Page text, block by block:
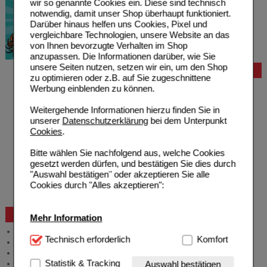
wir so genannte Cookies ein. Diese sind technisch
notwendig, damit unser Shop überhaupt funktioniert.
Darüber hinaus helfen uns Cookies, Pixel und
vergleichbare Technologien, unsere Website an das
von Ihnen bevorzugte Verhalten im Shop
anzupassen. Die Informationen darüber, wie Sie
unsere Seiten nutzen, setzen wir ein, um den Shop
zu optimieren oder z.B. auf Sie zugeschnittene
Werbung einblenden zu können.
Weitergehende Informationen hierzu finden Sie in
unserer Datenschutzerklärungbei dem Unterpunkt
Cookies.
Bitte wählen Sie nachfolgend aus, welche Cookies
gesetzt werden dürfen, und bestätigen Sie dies durch
"Auswahl bestätigen" oder akzeptieren Sie alle
Cookies durch "Alles akzeptieren":
Mehr Information
Technisch Notwendig:Hierbei handelt es sich um
Website notwendig sind (z.B. Navigation, Warenkorb,
Technisch erforderlich Komfort
Statistik & Tracking Auswahl bestätigen
Bestellung
Hilfe zur Anmeldung
Zahlungsmöglichkeiten
Rezepte einlösen
Auslandsbestellung
Reklamation
Widerrufsformular
Problembehebung
Beratung und Service
Produktberatung
Zuzahlungsfreie Arzneien